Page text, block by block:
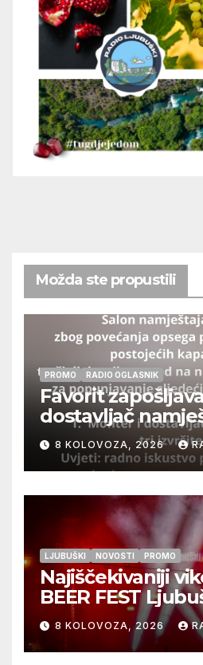
Možda ste propustili
PROMO RADIO OGLASNIK
Favorit
dostavljač
izvršitelja
8 KOLOVOZA, 2026
LJUBUŠKI NOVOSTI PROMO
Najiščekivaniji
BEER FEST
9.kolovoza
8 KOLOVOZA, 2026